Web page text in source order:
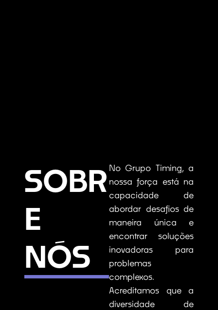
SOBR
E
NÓS
No Grupo Timing, a
nossa força está na
capacidade de
abordar desafios de
maneira única e
encontrar soluções
inovadoras para
problemas
complexos.
Acreditamos que a
diversidade de